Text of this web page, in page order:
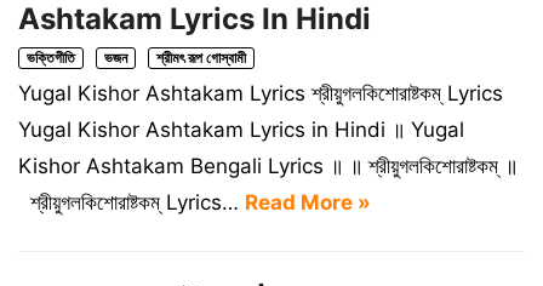
Ashtakam Lyrics In Hindi
ভক্তিগীতি ভজন শ্রীমৎ রূপ গোস্বামী
Yugal Kishor Ashtakam Lyrics শ্রীয়ুগলকিশোরাষ্টকম্ Lyrics
Yugal Kishor Ashtakam Lyrics in Hindi ॥ Yugal
Kishor Ashtakam Bengali Lyrics ॥ ॥ শ্রীয়ুগলকিশোরাষ্টকম্ ॥
শ্রীয়ুগলকিশোরাষ্টকম্ Lyrics… Read More »